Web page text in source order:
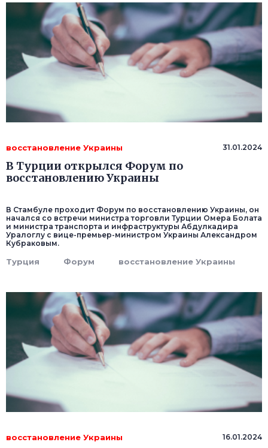
восстановление Украины 31.01.2024
В Турции открылся Форум по
восстановлению Украины
В Стамбуле проходит Форум по восстановлению Украины, он
начался со встречи министра торговли Турции Омера Болата
и министра транспорта и инфраструктуры Абдулкадира
Уралоглу с вице-премьер-министром Украины Александром
Кубраковым.
Турция Форум восстановление Украины
восстановление Украины 16.01.2024